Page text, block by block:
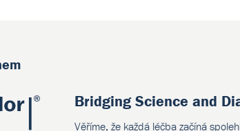
Bridging Science and
Věříme, že každá léčba začíná